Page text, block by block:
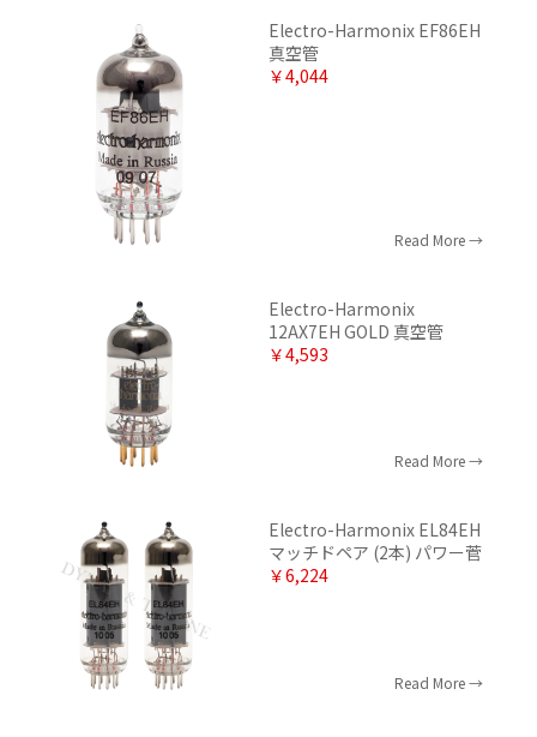
Electro-Harmonix EF86EH
真空管
￥4,044
Read More
Electro-Harmonix
12AX7EH GOLD 真空管
￥4,593
Read More
Electro-Harmonix EL84EH
マッチドペア (2本) パワー菅
￥6,224
Read More